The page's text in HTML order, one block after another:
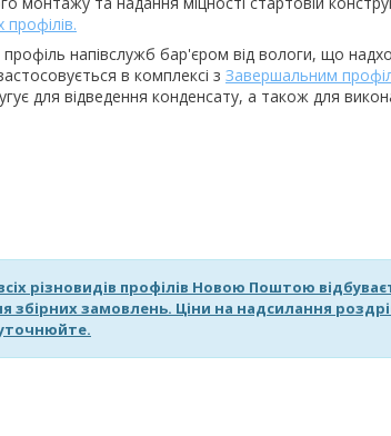
напівслужб бар'єром від вологи, що
в комплексі з Завершальним
для відведення конденсату, а також для
різновидів профілів Новою Поштою
збірних замовлень. Ціни на надсилання